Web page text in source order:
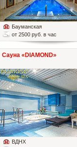
Бауманская
от 2500 руб. в час
Сауна «DIAMOND»
ВДНХ